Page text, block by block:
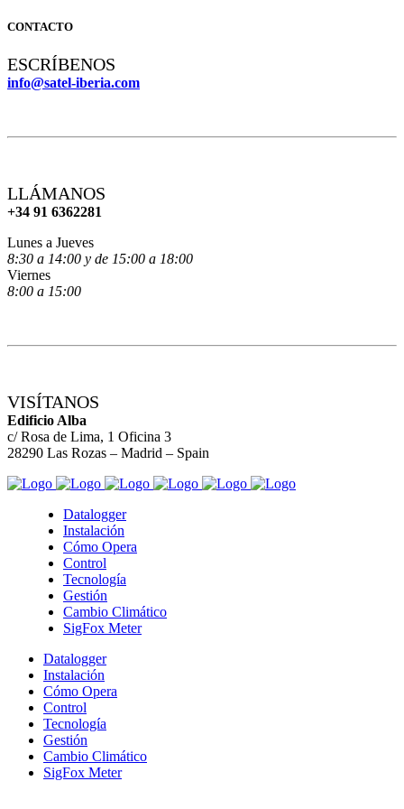
CONTACTO
ESCRÍBENOS
info@satel-iberia.com
LLÁMANOS
+34 91 6362281
Lunes a Jueves
8:30 a 14:00 y de 15:00 a 18:00
Viernes
8:00 a 15:00
VISÍTANOS
Edificio Alba
c/ Rosa de Lima, 1 Oficina 3
28290 Las Rozas – Madrid – Spain
Datalogger
Instalación
Cómo Opera
Control
Tecnología
Gestión
Cambio Climático
SigFox Meter
Datalogger
Instalación
Cómo Opera
Control
Tecnología
Gestión
Cambio Climático
SigFox Meter